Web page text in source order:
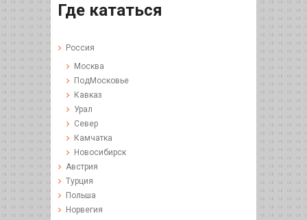
Где кататься
Россия
Москва
ПодМосковье
Кавказ
Урал
Север
Камчатка
Новосибирск
Австрия
Турция
Польша
Норвегия